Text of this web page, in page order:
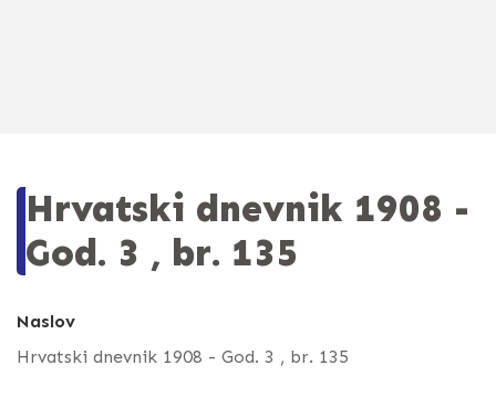
Hrvatski dnevnik 1908 -
God. 3 , br. 135
Naslov
Hrvatski dnevnik 1908 - God. 3 , br. 135